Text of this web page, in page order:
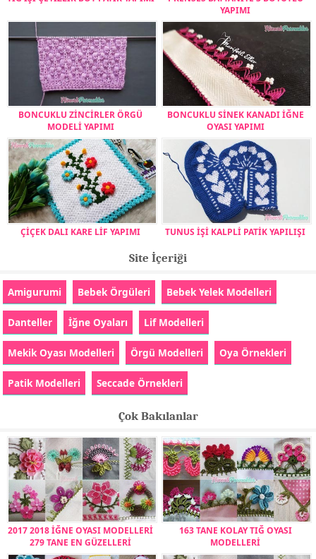
YAPIMI
BONCUKLU ZİNCİRLER ÖRGÜ
MODELİ YAPIMI
BONCUKLU SİNEK KANADI İĞNE
OYASI YAPIMI
ÇİÇEK DALI KARE LİF YAPIMI TUNUS İŞİ KALPLİ PATİK YAPILIŞI
Site İçeriği
Amigurumi Bebek Örgüleri Bebek Yelek Modelleri
Danteller İğne Oyaları Lif Modelleri
Mekik Oyası Modelleri Örgü Modelleri Oya Örnekleri
Patik Modelleri Seccade Örnekleri
Çok Bakılanlar
2017 2018 İĞNE OYASI MODELLERİ
279 TANE EN GÜZELLERİ
163 TANE KOLAY TIĞ OYASI
MODELLERİ